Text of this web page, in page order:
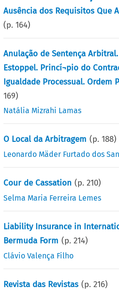
Ausência dos Requisitos Que
(p.164)
Anulação de Sentença
Estoppel. Princí¬pio do
Igualdade Processual. Ordem
169)
Natália Mizrahi Lamas
O Local da Arbitragem (p.188)
Leonardo Mäder Furtado dos
Cour de Cassation (p.210)
Selma Maria Ferreira Lemes
Liability Insurance in
Bermuda Form (p.214)
Clávio Valença Filho
Revista das Revistas (p.216)